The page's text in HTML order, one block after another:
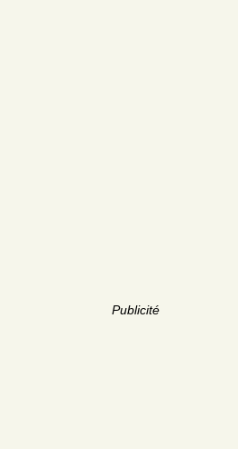
Publicité